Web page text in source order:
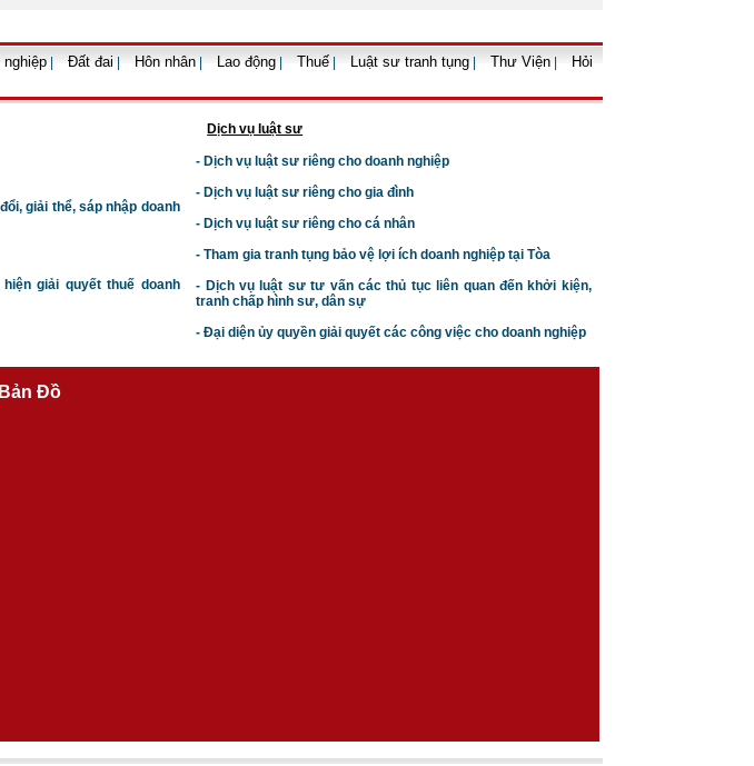
Thủ tục giải thể doanh
Thủ tục tạm ngừng kinh
doanh của doanh nghiệp
nghiệp Đất đai Hôn nhân Lao động Thuế Luật sư tranh tụng Thư Viện
Hỏi
giải thể, sáp nhập doanh
giải quyết thuế doanh
Dịch vụ luật sư
- Dịch vụ luật sư riêng cho doanh nghiệp
- Dịch vụ luật sư riêng cho gia đình
- Dịch vụ luật sư riêng cho cá nhân
- Tham gia tranh tụng bảo vệ lợi ích doanh nghiệp tại Tòa
- Dịch vụ luật sư tư vấn các thủ tục liên quan đến khởi kiện,
tranh chấp hình sư, dân sự
- Đại diện ủy quyền giải quyết các công việc cho doanh nghiệp
Bản Đồ